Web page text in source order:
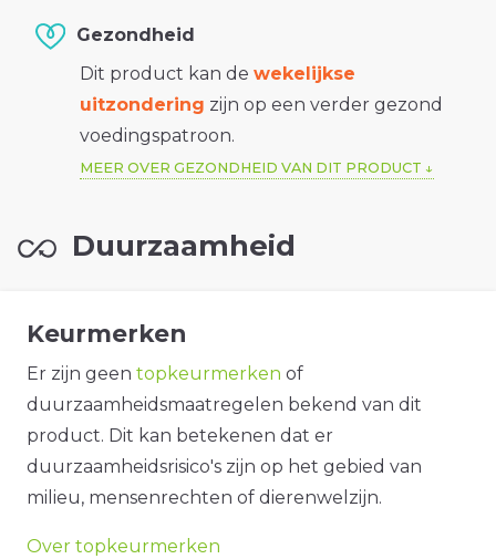
Gezondheid
Dit product kan de wekelijkse
uitzondering zijn op een verder gezond
voedingspatroon.
MEER OVER GEZONDHEID VAN DIT PRODUCT
Duurzaamheid
Keurmerken
Er zijn geen topkeurmerken of
duurzaamheidsmaatregelen bekend van dit
product. Dit kan betekenen dat er
duurzaamheidsrisico's zijn op het gebied van
milieu, mensenrechten of dierenwelzijn.
Over topkeurmerken